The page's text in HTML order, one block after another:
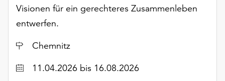
Visionen für ein gerechteres Zusammenleben
entwerfen.
Ort
Chemnitz
Datum11.04.2026 bis 16.08.2026